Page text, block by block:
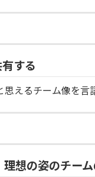
する
えるチーム像を言
想の姿のチー